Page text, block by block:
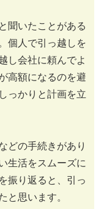
聞いたことがある
個人で引っ越しを
し会社に頼んでよ
高額になるのを避
っかりと計画を立
どの手続きがあり
生活をスムーズに
振り返ると、引っ
と思います。